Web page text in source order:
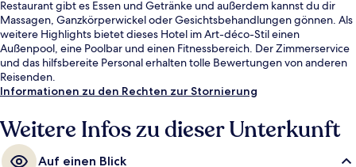
Restaurant gibt es Essen und Getränke und außerdem kannst du dir
Massagen, Ganzkörperwickel oder Gesichtsbehandlungen gönnen. Als
weitere Highlights bietet dieses Hotel im Art-déco-Stil einen
Außenpool, eine Poolbar und einen Fitnessbereich. Der Zimmerservice
und das hilfsbereite Personal erhalten tolle Bewertungen von anderen
Reisenden.
Informationen zu den Rechten zur Stornierung
Weitere Infos zu dieser Unterkunft
Auf einen Blick